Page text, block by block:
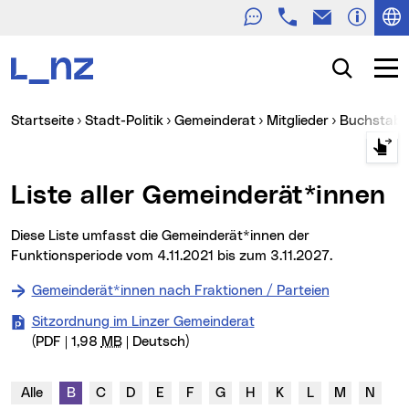
TelefonE-Mail
Suche
Sie sind hier:
Startseite Stadt-Politik Gemeinderat Mitglieder
Liste aller Gemeinderät*innen
Diese Liste umfasst die Gemeinderät*innen der
Funktionsperiode vom 4.11.2021 bis zum 3.11.2027.
Gemeinderät*innen nach Fraktionen / Parteien
Sitzordnung im Linzer Gemeinderat
(PDF | 1,98 MB| Deutsch)
Alle
Buchstabenleiste:Wortbeginn mit
B(aktueller Buchstabe)
Wortbeginn mit
C Wortbeginn mit
D Wortbeginn mit
E Wortbeginn mit
F Wortbeginn mit
G Wortbeginn mit
H Wortbeginn mit
K Wortbeginn mit
L M N